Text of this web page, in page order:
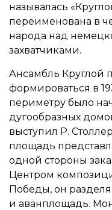
называлась
переименована в
народа над
захватчиками.
Ансамбль Круглой
формироваться в
периметру было
дугообразных
выступил Р.
площадь
одной стороны
Центром
Победы, он
и аванплощадь.